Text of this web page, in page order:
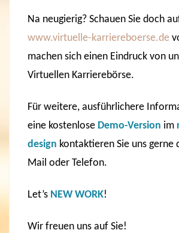
Na neugierig? Schauen Sie doch
www.virtuelle-karriereboerse.de
machen sich einen Eindruck von
Virtuellen Karrierebörse.
Für weitere, ausführlichere
eine kostenlose Demo-Version im
design kontaktieren Sie uns gerne
Mail oder Telefon.
Let’s NEW WORK!
Wir freuen uns auf Sie!